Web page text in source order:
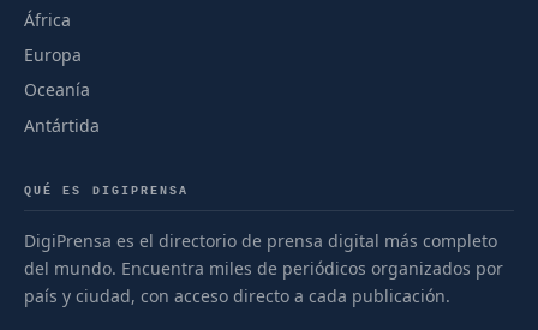
África
Europa
Oceanía
Antártida
QUÉ ES DIGIPRENSA
DigiPrensa es el directorio de prensa digital más completo
del mundo. Encuentra miles de periódicos organizados por
país y ciudad, con acceso directo a cada publicación.